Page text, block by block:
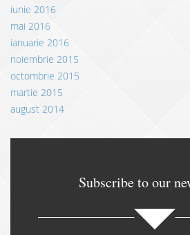
iunie 2016
mai 2016
ianuarie 2016
noiembrie 2015
octombrie 2015
martie 2015
august 2014
Subscribe to our